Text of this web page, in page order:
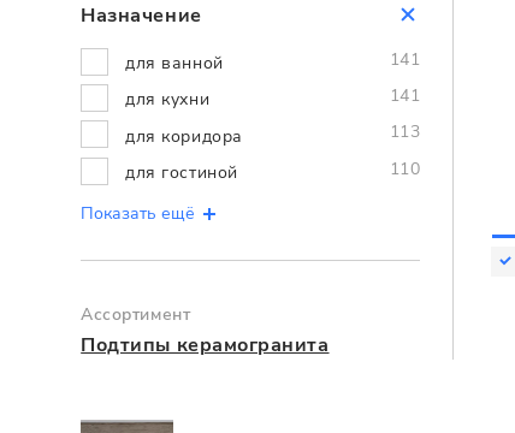
Назначение
для ванной
141
для кухни
141
для коридора
113
для гостиной
110
Показать ещё
Ассортимент
Подтипы керамогранита